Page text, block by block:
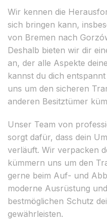
Wir kennen die
sich bringen kann,
von Bremen nach
Deshalb bieten wir dir
an, der alle Aspekte
kannst du dich
uns um den sicheren
anderen Besitztümer
Unser Team von
sorgt dafür, dass dein
verläuft. Wir verpacken
kümmern uns um den
gerne beim Auf- und
moderne Ausrüstung
bestmöglichen Schutz
gewährleisten.